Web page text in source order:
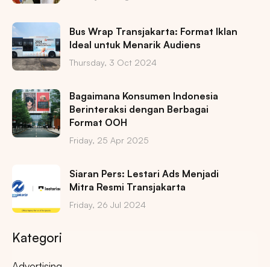
Bus Wrap Transjakarta: Format Iklan
Ideal untuk Menarik Audiens
Thursday, 3 Oct 2024
Bagaimana Konsumen Indonesia
Berinteraksi dengan Berbagai
Format OOH
Friday, 25 Apr 2025
Siaran Pers: Lestari Ads Menjadi
Mitra Resmi Transjakarta
Friday, 26 Jul 2024
Kategori